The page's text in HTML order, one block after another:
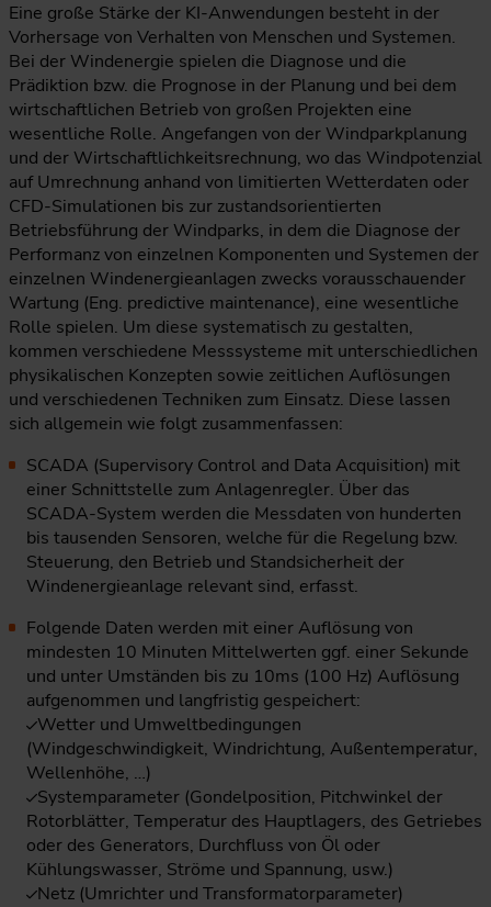
Eine große Stärke der KI-Anwendungen besteht in der
Vorhersage von Verhalten von Menschen und Systemen.
Bei der Windenergie spielen die Diagnose und die
Prädiktion bzw. die Prognose in der Planung und bei dem
wirtschaftlichen Betrieb von großen Projekten eine
wesentliche Rolle. Angefangen von der Windparkplanung
und der Wirtschaftlichkeitsrechnung, wo das Windpotenzial
auf Umrechnung anhand von limitierten Wetterdaten oder
CFD-Simulationen bis zur zustandsorientierten
Betriebsführung der Windparks, in dem die Diagnose der
Performanz von einzelnen Komponenten und Systemen der
einzelnen Windenergieanlagen zwecks vorausschauender
Wartung (Eng. predictive maintenance), eine wesentliche
Rolle spielen. Um diese systematisch zu gestalten,
kommen verschiedene Messsysteme mit unterschiedlichen
physikalischen Konzepten sowie zeitlichen Auflösungen
und verschiedenen Techniken zum Einsatz. Diese lassen
sich allgemein wie folgt zusammenfassen:
SCADA (Supervisory Control and Data Acquisition) mit
einer Schnittstelle zum Anlagenregler. Über das
SCADA-System werden die Messdaten von hunderten
bis tausenden Sensoren, welche für die Regelung bzw.
Steuerung, den Betrieb und Standsicherheit der
Windenergieanlage relevant sind, erfasst.
Folgende Daten werden mit einer Auflösung von
mindesten 10 Minuten Mittelwerten ggf. einer Sekunde
und unter Umständen bis zu 10ms (100 Hz) Auflösung
aufgenommen und langfristig gespeichert:
Wetter und Umweltbedingungen
(Windgeschwindigkeit, Windrichtung, Außentemperatur,
Wellenhöhe, …)
Systemparameter (Gondelposition, Pitchwinkel der
Rotorblätter, Temperatur des Hauptlagers, des Getriebes
oder des Generators, Durchfluss von Öl oder
Kühlungswasser, Ströme und Spannung, usw.)
Netz (Umrichter und Transformatorparameter)